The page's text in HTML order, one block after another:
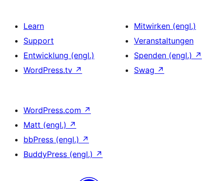
Learn
Support
Entwicklung (engl.)
WordPress.tv ↗
Mitwirken (engl.)
Veranstaltungen
Spenden (engl.) ↗
Swag ↗
WordPress.com ↗
Matt (engl.) ↗
bbPress (engl.) ↗
BuddyPress (engl.) ↗